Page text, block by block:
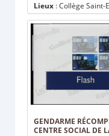
Lieux : Collège Saint-
GENDARME
CENTRE SOCIAL DE